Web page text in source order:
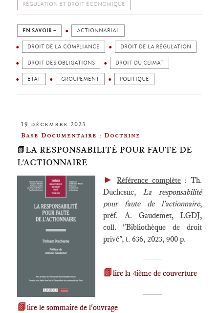
RÉGULATION ET DROIT ÉCONOMIQUE
EN SAVOIR + ACTIONNARIAL
DROIT DE LA COMPLIANCE DROIT DE LA RÉGULATION
DROIT DES OBLIGATIONS DROIT DU CLIMAT
ETAT GROUPEMENT POLITIQUE
19 décembre 2023
Base Documentaire : Doctrine
📗LA RESPONSABILITÉ POUR FAUTE DE
L'ACTIONNAIRE
► Référence complète : Th.
Duchesne, La responsabilité
pour faute de l'actionnaire,
préf. A. Gaudemet, LGDJ,
coll. "Bibliothèque de droit
privé", t. 636, 2023, 900 p.
📗lire la 4ième de couverture
📗lire le sommaire de l'ouvrage